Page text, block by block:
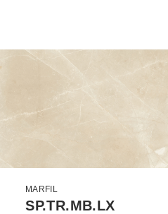
MARFIL
SP.TR.MB.LX